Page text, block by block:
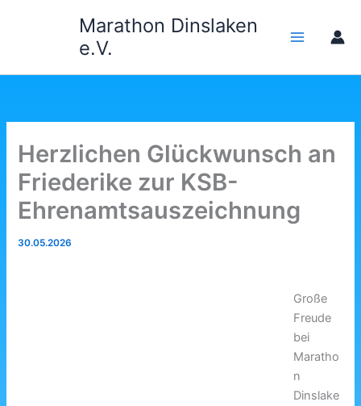
Marathon Dinslaken
e.V.
Herzlichen Glückwunsch an
Friederike zur KSB-
Ehrenamtsauszeichnung
30.05.2026
Große
Freude
bei
Maratho
n
Dinslake